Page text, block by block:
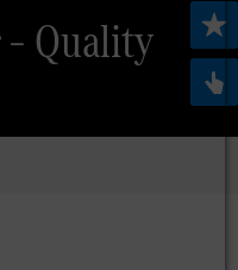
Quality